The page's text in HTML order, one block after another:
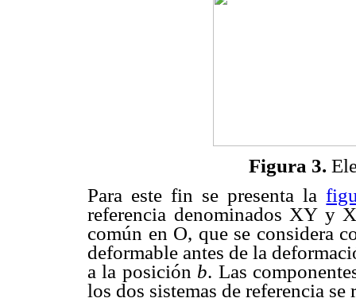
Figura 3.
Para este fin se presenta la
referencia denominados XY y
común en O, que se considera
deformable antes de la
a la posición b. Las
los dos sistemas de referencia